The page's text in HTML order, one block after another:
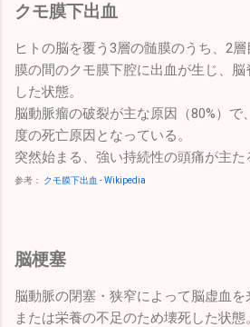
クモ膜下出血
ヒトの脳を覆う3層の髄膜のうち、2
膜の間のクモ膜下腔に出血が生じ、脳
した状態。
脳動脈瘤の破裂が主な原因（80%）で
度の死亡原因となっている。
突然始まる、強い持続性の頭痛が主た
参考： クモ膜下出血 - Wikipedia
脳梗塞
脳動脈の閉塞・狭窄によって脳虚血
または栄養の不足のため壊死した状態。